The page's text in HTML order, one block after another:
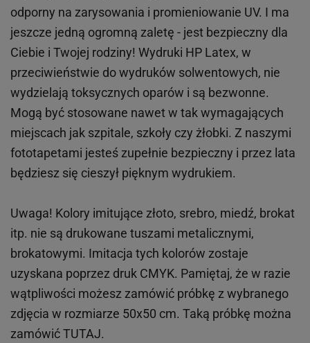
odporny na zarysowania i promieniowanie UV. I ma
jeszcze jedną ogromną zaletę - jest bezpieczny dla
Ciebie i Twojej rodziny! Wydruki HP Latex, w
przeciwieństwie do wydruków solwentowych, nie
wydzielają toksycznych oparów i są bezwonne.
Mogą być stosowane nawet w tak wymagających
miejscach jak szpitale, szkoły czy żłobki. Z naszymi
fototapetami jesteś zupełnie bezpieczny i przez lata
będziesz się cieszył pięknym wydrukiem.
Uwaga! Kolory imitujące złoto, srebro, miedź, brokat
itp. nie są drukowane tuszami metalicznymi,
brokatowymi. Imitacja tych kolorów zostaje
uzyskana poprzez druk CMYK. Pamiętaj, że w razie
wątpliwości możesz zamówić próbkę z wybranego
zdjęcia w rozmiarze 50x50 cm. Taką próbkę można
zamówićTUTAJ.